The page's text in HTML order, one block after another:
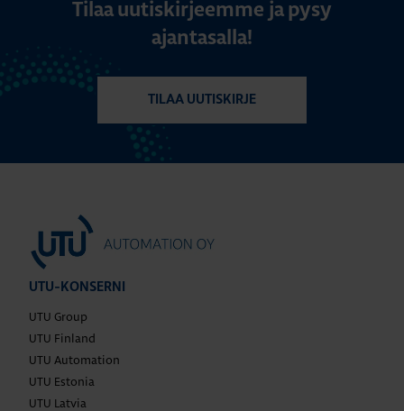
Tilaa uutiskirjeemme ja pysy
ajantasalla!
TILAA UUTISKIRJE
UTU-KONSERNI
UTU Group
UTU Finland
UTU Automation
UTU Estonia
UTU Latvia